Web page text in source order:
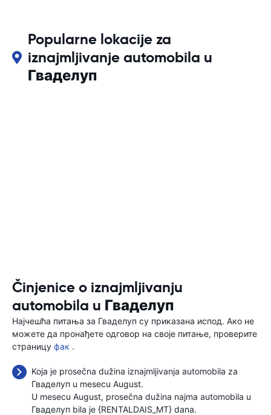
Popularne lokacije za
iznajmljivanje automobila u
Гваделуп
Činjenice o iznajmljivanju
automobila u Гваделуп
Најчешћа питања за Гваделуп су приказана испод. Ако не
можете да пронађете одговор на своје питање, проверите
страницу фак .
Koja je prosečna dužina iznajmljivanja automobila za
Гваделуп u mesecu August.
U mesecu August, prosečna dužina najma automobila u
Гваделуп bila je {RENTALDAIS_MT} dana.